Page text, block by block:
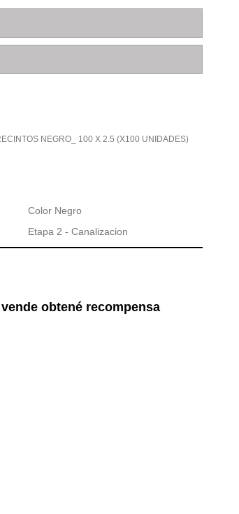
NEGRO_ 100 X 2.5 (X100 UNIDADES)
Color Negro
Etapa 2 - Canalizacion
obtené recompensa